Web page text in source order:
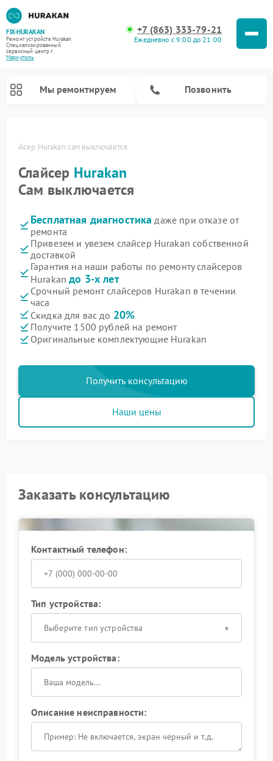
FIX-HURAKAN
Ремонт устройств Hurakan
Специализированный
cервисный центр г.
Мариуполь
+7 (863) 333-79-21
Ежедневно с 9:00 до 21:00
Мы ремонтируем Позвонить
Слайсер Hurakan сам выключается
Слайсер Hurakan
Сам выключается
Бесплатная диагностика даже при отказе от
ремонта
Привезем и увезем слайсер Hurakan собственной
доставкой
Гарантия на наши работы по ремонту слайсеров
Hurakanдо 3-х лет
Срочный ремонт слайсеров Hurakan в течении
часа
Скидка для вас до 20%
Получите 1500 рублей на ремонт
Оригинальные комплектующие Hurakan
Получить консультацию
Наши цены
Заказать консультацию
Контактный телефон:
Тип устройства:
Выберите тип устройства
Модель устройства:
Описание неисправности: